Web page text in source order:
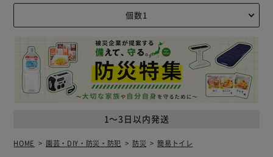
1～3日以内発送
HOME 園芸・DIY・防災・防犯 防災 簡易トイレ